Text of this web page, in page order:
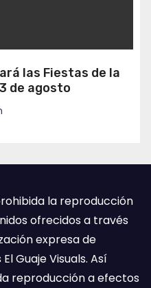
las Fiestas de la
de agosto
la reproducción
ofrecidos a través
expresa de
Guaje Visuals. Así
reproducción a efectos